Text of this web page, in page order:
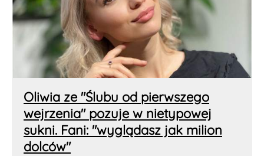
Oliwia ze "Ślubu od pierwszego
wejrzenia" pozuje w nietypowej
sukni. Fani: "wyglądasz jak milion
dolców"